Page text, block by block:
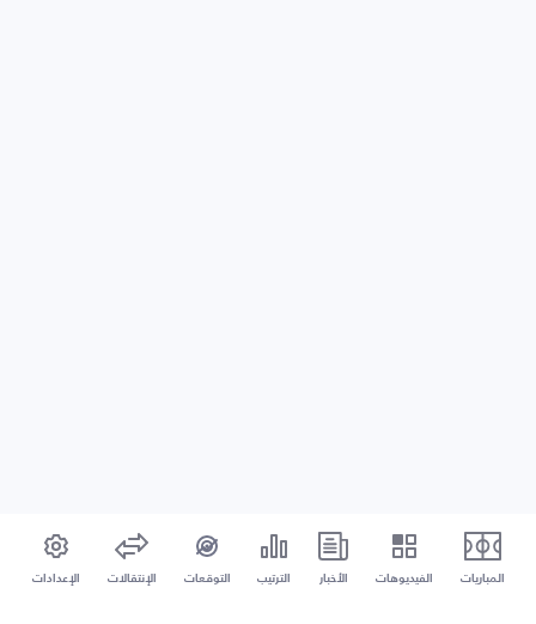
المباريات الفيديوهات الأخبار الترتيب التوقعات الإنتقالات الإعدادات